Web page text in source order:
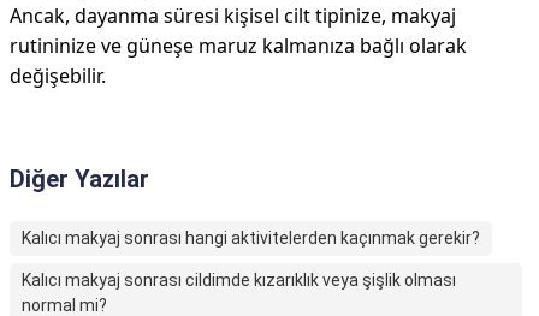
Ancak, dayanma süresi kişisel cilt tipinize, makyaj
rutininize ve güneşe maruz kalmanıza bağlı olarak
değişebilir.
Diğer Yazılar
Kalıcı makyaj sonrası hangi aktivitelerden kaçınmak gerekir?
Kalıcı makyaj sonrası cildimde kızarıklık veya şişlik olması
normal mi?